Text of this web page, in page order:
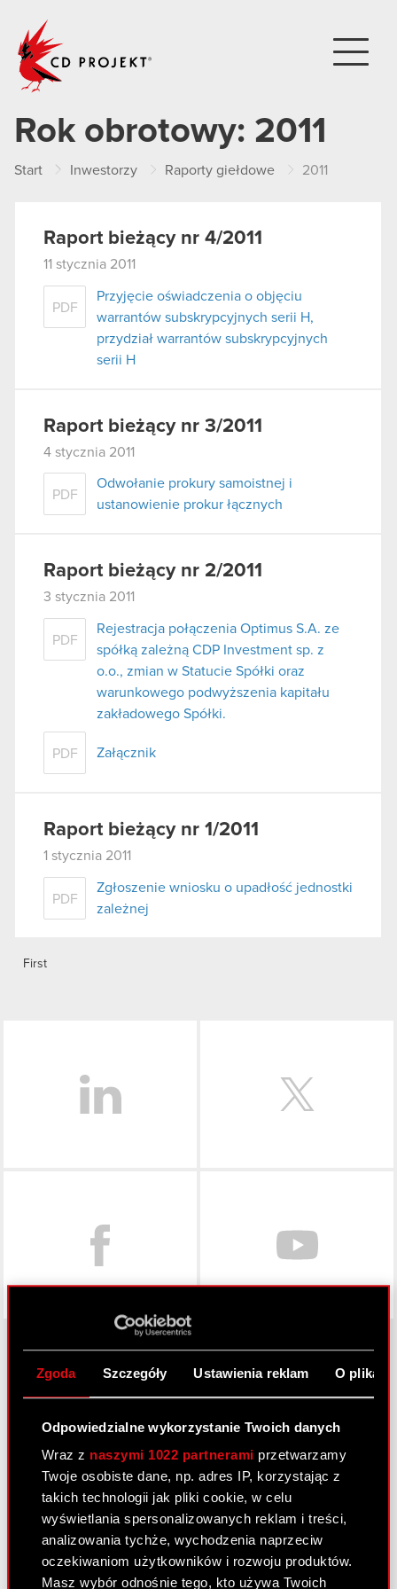
Zgoda Szczegóły Ustawienia reklam O
Odpowiedzialne wykorzystanie Twoich danych
Wraz z naszymi 1022 partnerami przetwarzamy
Twoje osobiste dane, np. adres IP, korzystając z
takich technologii jak pliki cookie, w celu
wyświetlania spersonalizowanych reklam i treści,
analizowania tychże, wychodzenia naprzeciw
oczekiwaniom użytkowników i rozwoju produktów.
Masz wybór odnośnie tego, kto używa Twoich
Rok obrotowy: 2011
Start Inwestorzy Raporty giełdowe 2011
Raport bieżący nr 4/2011
11 stycznia 2011
PDF
Przyjęcie oświadczenia o objęciu
warrantów subskrypcyjnych serii H,
przydział warrantów subskrypcyjnych
serii H
Raport bieżący nr 3/2011
4 stycznia 2011
PDF
Odwołanie prokury samoistnej i
ustanowienie prokur łącznych
Raport bieżący nr 2/2011
3 stycznia 2011
PDF
Rejestracja połączenia Optimus S.A. ze
spółką zależną CDP Investment sp. z
o.o., zmian w Statucie Spółki oraz
warunkowego podwyższenia kapitału
zakładowego Spółki.
PDF Załącznik
Raport bieżący nr 1/2011
1 stycznia 2011
PDF
Zgłoszenie wniosku o upadłość jednostki
zależnej
First
O CD PROJEKT
Grupa Kapitałowa
Nasz biznes
Inwestorzy
Zrównoważony rozwój
Media